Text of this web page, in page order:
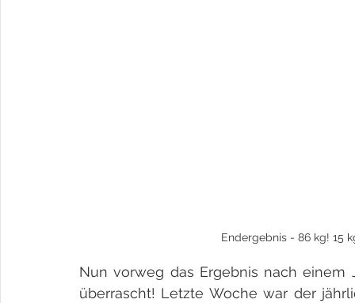
Endergebnis - 86 kg! 15
Nun vorweg das Ergebnis nach
überrascht! Letzte Woche war der